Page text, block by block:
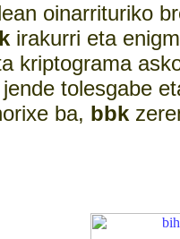
oinarrituriko
irakurri eta
kriptograma
tolesgabe
ba, bbk